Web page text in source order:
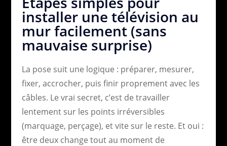
installer une télévision au
mur facilement (sans
mauvaise surprise)
La pose suit une logique : préparer, mesurer,
fixer, accrocher, puis finir proprement avec les
câbles. Le vrai secret, c’est de travailler
lentement sur les points irréversibles
(marquage, perçage), et vite sur le reste. Et oui :
être deux change tout au moment de